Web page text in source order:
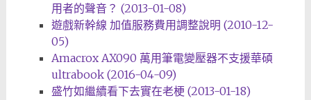
用者的聲音？ (2013-01-08)
遊戲新幹線 加值服務費用調整說明 (2010-12-
05)
Amacrox AX090 萬用筆電變壓器不支援華碩
ultrabook (2016-04-09)
盛竹如繼續看下去實在老梗 (2013-01-18)